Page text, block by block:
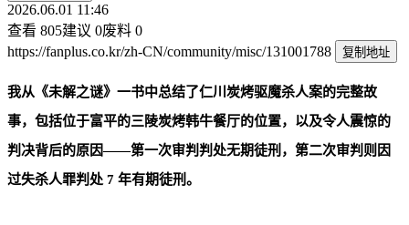
2026.06.01 11:46
查看 805建议 0废料 0
https://fanplus.co.kr/zh-CN/community/misc/131001788
复制地址
我从《未解之谜》一书中总结了仁川炭烤驱魔杀人案的完整故
事，包括位于富平的三陵炭烤韩牛餐厅的位置，以及令人震惊的
判决背后的原因——第一次审判判处无期徒刑，第二次审判则因
过失杀人罪判处 7 年有期徒刑。